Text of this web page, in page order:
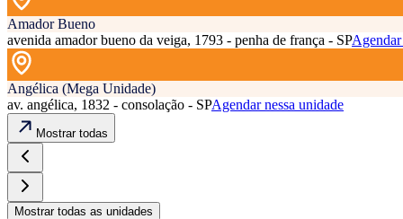
Amador Bueno
avenida amador bueno da veiga, 1793 - penha de frança - SPAgendar
Angélica (Mega Unidade)
av. angélica, 1832 - consolação - SPAgendar nessa unidade
Mostrar todas
Mostrar todas as unidades